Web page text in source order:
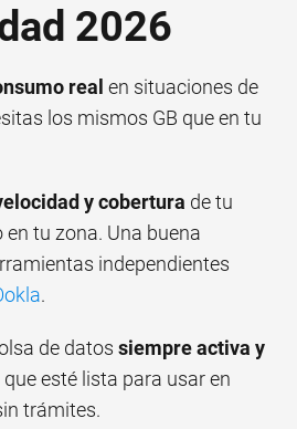
2026
real en situaciones de
los mismos GB que en tu
y cobertura de tu
tu zona. Una buena
independientes
.
de datos siempre activa y
que esté lista para usar en
trámites.